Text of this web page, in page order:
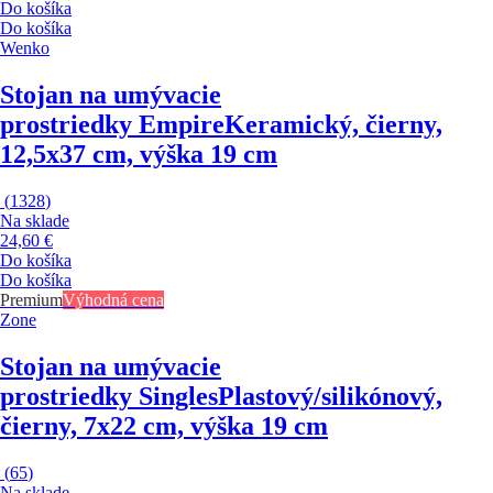
Do košíka
Do košíka
Wenko
Stojan na umývacie
prostriedky EmpireKeramický, čierny,
12,5x37 cm, výška 19 cm
(1328)
Na sklade
24,60 €
Do košíka
Do košíka
PremiumVýhodná cena
Zone
Stojan na umývacie
prostriedky SinglesPlastový/silikónový,
čierny, 7x22 cm, výška 19 cm
(65)